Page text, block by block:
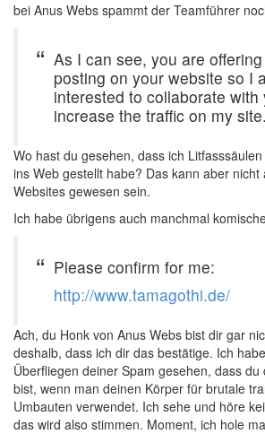
bei Anus Webs spammt der Teamführer
As I can see, you are
posting on your website so I
interested to collaborate with
increase the traffic on my site.
Wo hast du gesehen, dass ich
ins Web gestellt habe? Das kann aber
Websites gewesen sein.
Ich habe übrigens auch manchmal
Please confirm for me:
http://www.tamagothi.de/
Ach, du Honk von Anus Webs bist dir gar
deshalb, dass ich dir das bestätige. Ich
Überfliegen deiner Spam gesehen, dass
bist, wenn man deinen Körper für brutale
Umbauten verwendet. Ich sehe und höre
das wird also stimmen. Moment, ich hole